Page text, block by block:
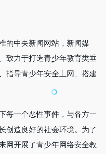
的中央新闻网站，新闻媒
致力于打造青少年教育类垂
指导青少年安全上网、搭建
每一个恶性事件，与各方一
创造良好的社会环境。为了
网开展了青少年网络安全教